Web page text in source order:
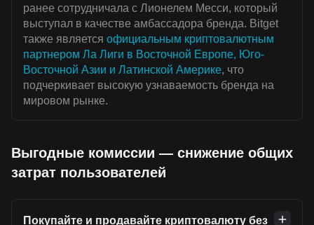
ранее сотрудничала с Лионелем Месси, который
выступал в качестве амбассадора бренда. Bitget
также является официальным криптовалютным
партнером Ла Лиги в Восточной Европе, Юго-
Восточной Азии и Латинской Америке, что
подчеркивает высокую узнаваемость бренда на
мировом рынке.
Выгодные комиссии — снижение общих
затрат пользователей
Покупайте и продавайте криптовалюту без